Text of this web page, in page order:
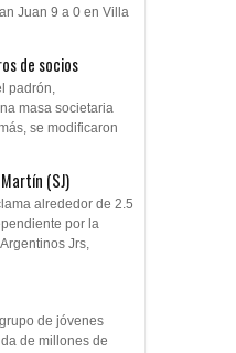
Juan 9 a 0 en Villa
de socios
padrón,
masa societaria
se modificaron
(SJ)
alrededor de 2.5
por la
Jrs,
de jóvenes
de millones de